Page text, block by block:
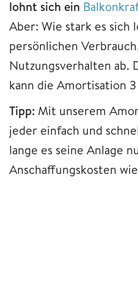
lohnt sich ein
Aber: Wie stark es sich
persönlichen
Nutzungsverhalten ab.
kann die Amortisation
Tipp: Mit unserem
jeder einfach und
lange es seine Anlage
Anschaffungskosten